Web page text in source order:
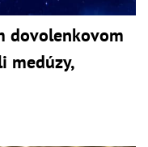
dovolenkovom
medúzy,